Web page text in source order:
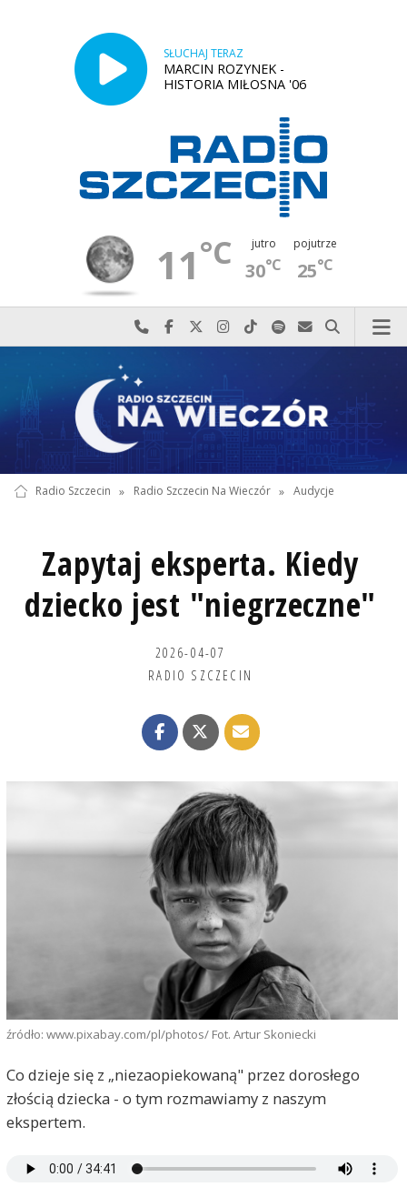
SŁUCHAJ TERAZ
MARCIN ROZYNEK -
HISTORIA MIŁOSNA '06
11°C jutro
30°C
pojutrze
25°C
Najlepiej po prostu do nas zadzwoń
Odwiedź nas na Facebook-u
Odwiedź nas na X
Odwiedź nas na Instagram-ie
Odwiedź nas na TikTok-u
Szukaj nas na Spotify
Wyślij do nas
Szukaj
Radio Szczecin » Radio Szczecin Na Wieczór » Audycje
Zapytaj eksperta. Kiedy
dziecko jest "niegrzeczne"
2026-04-07
RADIO SZCZECIN
źródło: www.pixabay.com/pl/photos/ Fot. Artur Skoniecki
Co dzieje się z „niezaopiekowaną" przez dorosłego
złością dziecka - o tym rozmawiamy z naszym
ekspertem.